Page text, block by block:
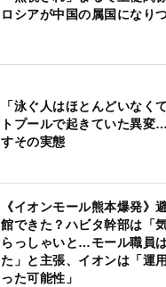
ロシアが中国の属国になり
「泳ぐ人はほとんどいなく
トプールで起きていた異変
すその実態
《イオンモール熊本爆発》
館できた？ハビタ幹部は「
らっしゃいと…モール職員
た」と主張、イオンは「運
った可能性」